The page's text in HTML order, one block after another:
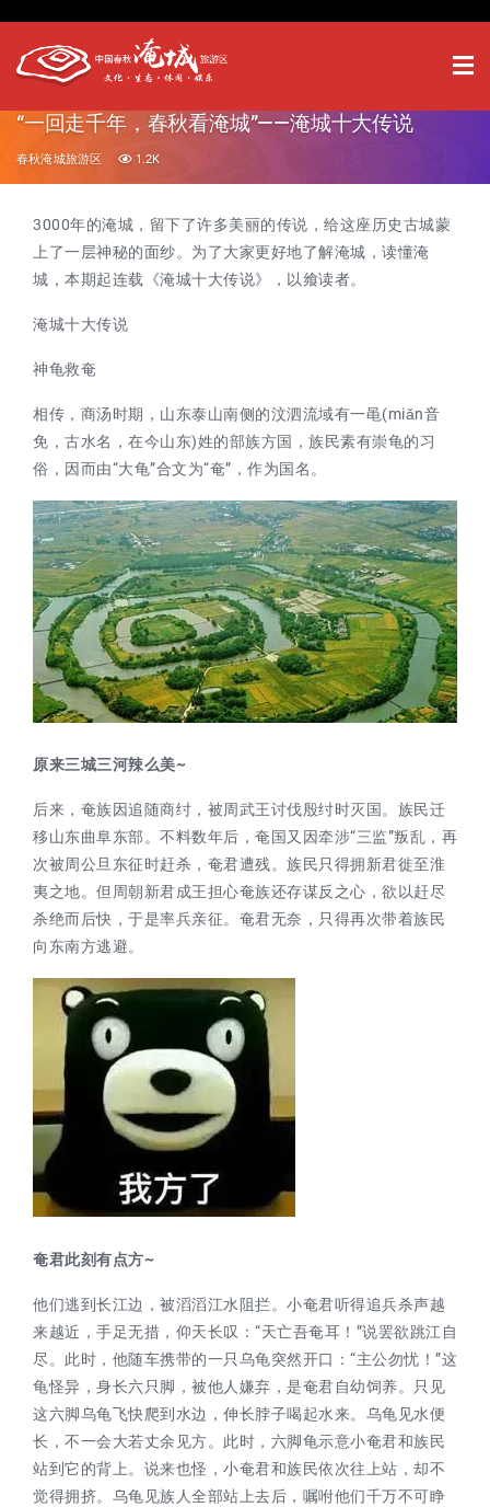
“一回走千年，春秋看淹城”——淹城十大传说
春秋淹城旅游区 1.2K
3000年的淹城，留下了许多美丽的传说，给这座历史古城蒙
上了一层神秘的面纱。为了大家更好地了解淹城，读懂淹
城，本期起连载《淹城十大传说》，以飨读者。
淹城十大传说
神龟救奄
相传，商汤时期，山东泰山南侧的汶泗流域有一黾(miǎn音
免，古水名，在今山东)姓的部族方国，族民素有崇龟的习
俗，因而由“大龟”合文为“奄”，作为国名。
原来三城三河辣么美~
后来，奄族因追随商纣，被周武王讨伐殷纣时灭国。族民迁
移山东曲阜东部。不料数年后，奄国又因牵涉“三监”叛乱，再
次被周公旦东征时赶杀，奄君遭残。族民只得拥新君徙至淮
夷之地。但周朝新君成王担心奄族还存谋反之心，欲以赶尽
杀绝而后快，于是率兵亲征。奄君无奈，只得再次带着族民
向东南方逃避。
奄君此刻有点方~
他们逃到长江边，被滔滔江水阻拦。小奄君听得追兵杀声越
来越近，手足无措，仰天长叹：“天亡吾奄耳！”说罢欲跳江自
尽。此时，他随车携带的一只乌龟突然开口：“主公勿忧！”这
龟怪异，身长六只脚，被他人嫌弃，是奄君自幼饲养。只见
这六脚乌龟飞快爬到水边，伸长脖子喝起水来。乌龟见水便
长，不一会大若丈余见方。此时，六脚龟示意小奄君和族民
站到它的背上。说来也怪，小奄君和族民依次往上站，却不
觉得拥挤。乌龟见族人全部站上去后，嘱咐他们千万不可睁